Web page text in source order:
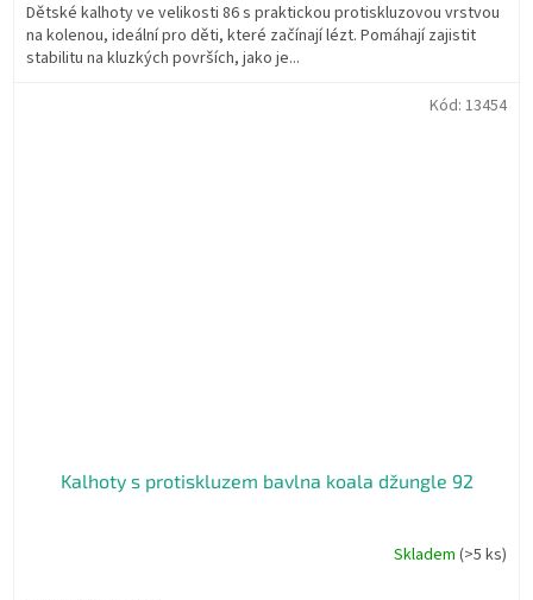
Dětské kalhoty ve velikosti 86 s praktickou protiskluzovou vrstvou
na kolenou, ideální pro děti, které začínají lézt. Pomáhají zajistit
stabilitu na kluzkých površích, jako je...
Kalhoty s protiskluzem bavlna koala džungle 92
Skladem (>5 ks)
Kód: 13454